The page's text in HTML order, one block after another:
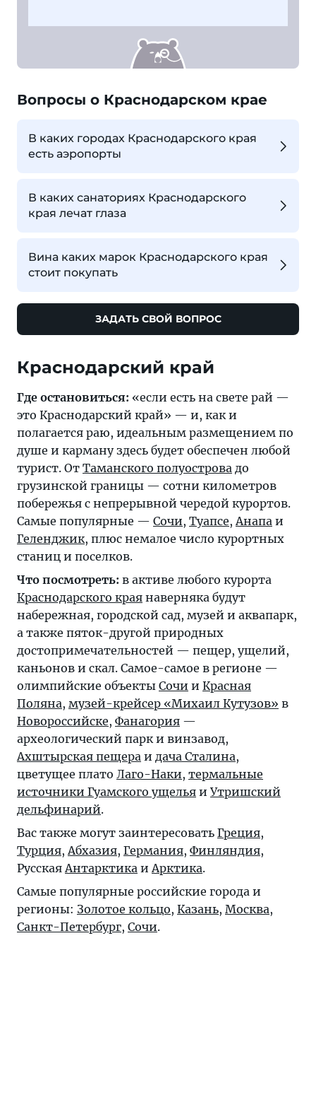
Вопросы о Краснодарском крае
В каких городах Краснодарского края
есть аэропорты
В каких санаториях Краснодарского
края лечат глаза
Вина каких марок Краснодарского края
стоит покупать
ЗАДАТЬ СВОЙ ВОПРОС
Где остановиться: «если есть на свете рай —
это Краснодарский край» — и, как и
полагается раю, идеальным размещением по
душе и карману здесь будет обеспечен любой
турист. От Таманского полуострова до
грузинской границы — сотни километров
побережья с непрерывной чередой курортов.
Самые популярные — Сочи, Туапсе, Анапа и
Геленджик, плюс немалое число курортных
станиц и поселков.
Что посмотреть: в активе любого курорта
Краснодарского края наверняка будут
набережная, городской сад, музей и аквапарк,
а также пяток-другой природных
достопримечательностей — пещер, ущелий,
каньонов и скал. Самое-самое в регионе —
олимпийские объекты Сочи и Красная
Поляна, музей-крейсер «Михаил Кутузов» в
Новороссийске, Фанагория —
археологический парк и винзавод,
Ахштырская пещера и дача Сталина,
цветущее плато Лаго-Наки, термальные
источники Гуамского ущелья и Утришский
дельфинарий.
Вас также могут заинтересовать Греция,
Турция, Абхазия, Германия, Финляндия,
Русская Антарктика и Арктика.
Самые популярные российские города и
регионы: Золотое кольцо, Казань, Москва,
Санкт-Петербург, Сочи.